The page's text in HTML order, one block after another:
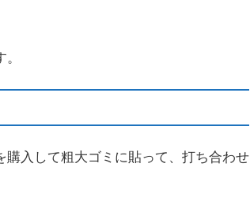
入して粗大ゴミに貼って、打ち合わせ